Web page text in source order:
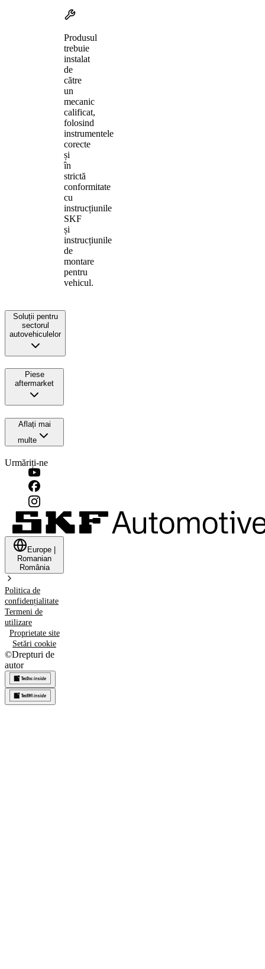
Produsul
trebuie
instalat
de
către
un
mecanic
calificat,
folosind
instrumentele
corecte
și
în
strictă
conformitate
cu
instrucțiunile
SKF
și
instrucțiunile
de
montare
pentru
vehicul.
Soluții pentru
sectorul
autovehiculelor
Piese
aftermarket
Aflați mai
multe
Urmăriți-ne
Europe
Romanian
România
Politica de
confidențialitate
Termeni de
utilizare
Proprietate site
Setări cookie
©Drepturi de
autor